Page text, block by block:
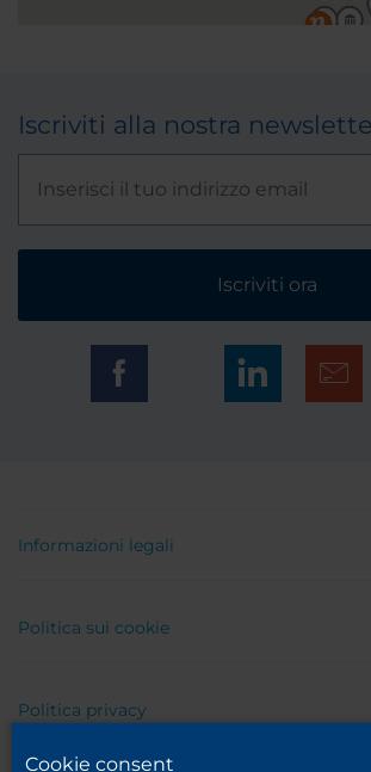
Iscriviti alla nostra
Iscriviti ora
Informazioni legali
Politica sui cookie
Politica privacy
Cookie consent